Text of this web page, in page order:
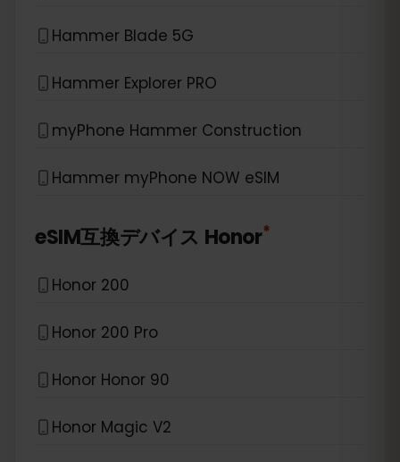
Hammer Blade 5G
Hammer Explorer PRO
myPhone Hammer Construction
Hammer myPhone NOW eSIM
eSIM互換デバイス Honor*
Honor 200
Honor 200 Pro
Honor Honor 90
Honor Magic V2